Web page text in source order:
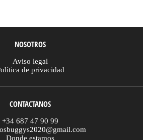
NOSOTROS
Aviso legal
de privacidad
CONTACTANOS
+34 687 47 90 99
Donde estamos